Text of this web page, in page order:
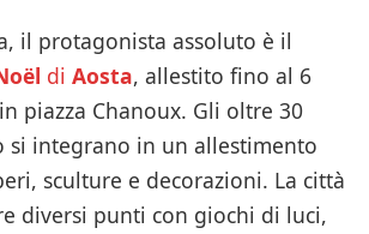
il protagonista assoluto è il
di Aosta, allestito fino al 6
piazza Chanoux. Gli oltre 30
si integrano in un allestimento
sculture e decorazioni. La città
diversi punti con giochi di luci,